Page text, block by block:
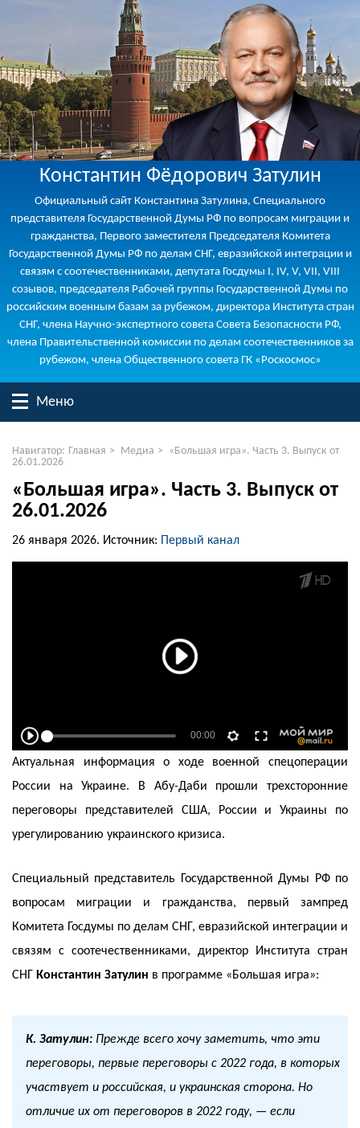
Константин Фёдорович Затулин
Официальный сайт Константина Затулина, Специального
представителя Государственной Думы РФ по вопросам миграции и
гражданства, Первого заместителя Председателя Комитета
Государственной Думы РФ по делам СНГ, евразийской интеграции и
связям с соотечественниками, депутата Госдумы I, IV, V, VII, VIII
созывов, председателя Рабочей группы Государственной Думы по
российским военным базам за рубежом, директора Института стран
СНГ, члена Научно-экспертного совета Совета Безопасности РФ,
члена Правительственной комиссии по делам соотечественников за
рубежом, члена Общественного совета ГК «Роскосмос»
Меню
Навигатор: Главная > Медиа > «Большая игра». Часть 3. Выпуск от
26.01.2026
«Большая игра». Часть 3. Выпуск от
26.01.2026
26 января 2026. Источник: Первый канал
Актуальная информация о ходе военной спецоперации
России на Украине. В Абу-Даби прошли трехсторонние
переговоры представителей США, России и Украины по
урегулированию украинского кризиса.
Специальный представитель Государственной Думы РФ по
вопросам миграции и гражданства, первый зампред
Комитета Госдумы по делам СНГ, евразийской интеграции и
связям с соотечественниками, директор Института стран
СНГ Константин Затулин в программе «Большая игра»:
К. Затулин:Прежде всего хочу заметить, что эти
переговоры, первые переговоры с 2022 года, в которых
участвует и российская, и украинская сторона. Но
отличие их от переговоров в 2022 году, — если